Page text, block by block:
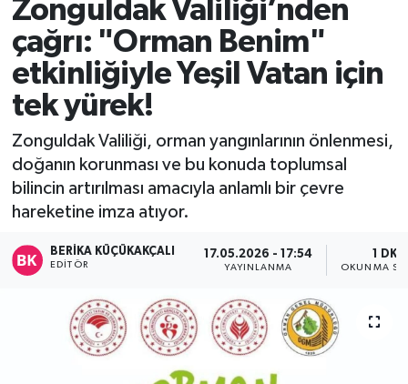
Zonguldak Valiliği’nden
çağrı: "Orman Benim"
etkinliğiyle Yeşil Vatan için
tek yürek!
Zonguldak Valiliği, orman yangınlarının önlenmesi,
doğanın korunması ve bu konuda toplumsal
bilincin artırılması amacıyla anlamlı bir çevre
hareketine imza atıyor.
BERIKA KÜÇÜKAKÇALI
EDITÖR
17.05.2026 - 17:54
YAYINLANMA
1 DK
OKUNMA
Alaplı
Asayiş
Bartın
Karabük
Devrek
Bolu
ÇEVRE
BİLİM VE TEKNOLOJİ
Tüm Manşetler
Son Dakika Haberleri
Haber Arşivi